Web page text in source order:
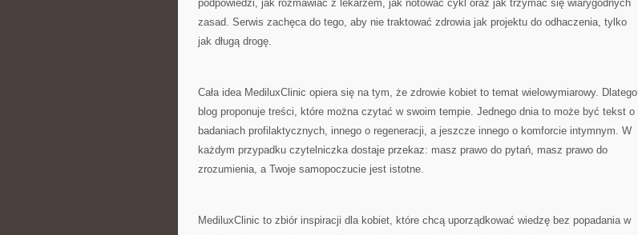
podpowiedzi, jak rozmawiać z lekarzem, jak notować cykl oraz jak trzymać się wiarygodnych
zasad. Serwis zachęca do tego, aby nie traktować zdrowia jak projektu do odhaczenia, tylko
jak długą drogę.
Cała idea MediluxClinic opiera się na tym, że zdrowie kobiet to temat wielowymiarowy. Dlatego
blog proponuje treści, które można czytać w swoim tempie. Jednego dnia to może być tekst o
badaniach profilaktycznych, innego o regeneracji, a jeszcze innego o komforcie intymnym. W
każdym przypadku czytelniczka dostaje przekaz: masz prawo do pytań, masz prawo do
zrozumienia, a Twoje samopoczucie jest istotne.
MediluxClinic to zbiór inspiracji dla kobiet, które chcą uporządkować wiedzę bez popadania w